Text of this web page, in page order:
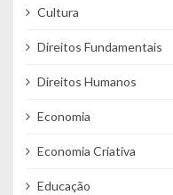
Cultura
Direitos Fundamentais
Direitos Humanos
Economia
Economia Criativa
Educação